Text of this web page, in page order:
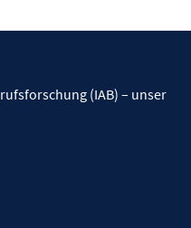
(IAB) – unser